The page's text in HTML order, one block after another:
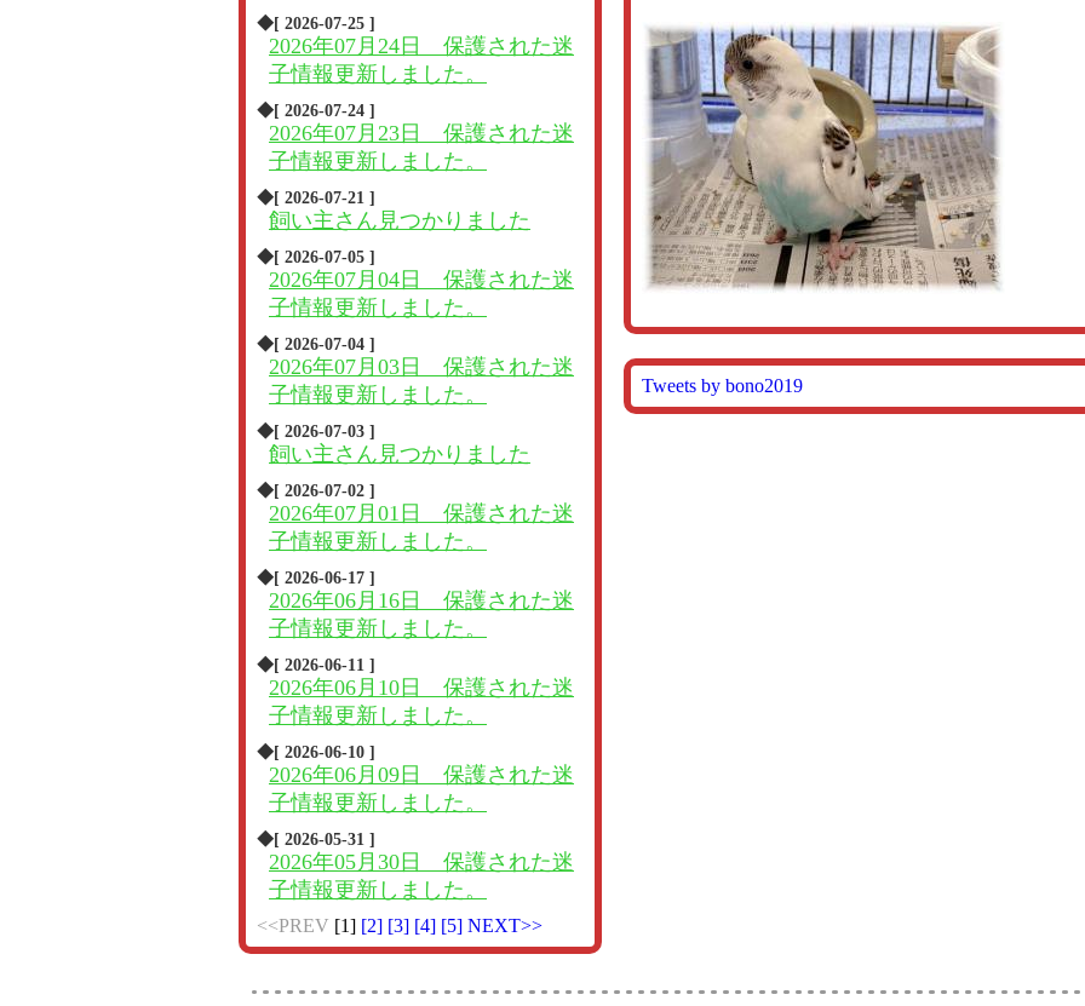
◆[ 2026-07-25 ]
2026年07月24日 保護された迷
子情報更新しました。
◆[ 2026-07-24 ]
2026年07月23日 保護された迷
子情報更新しました。
◆[ 2026-07-21 ]
飼い主さん見つかりました
◆[ 2026-07-05 ]
2026年07月04日 保護された迷
子情報更新しました。
◆[ 2026-07-04 ]
2026年07月03日 保護された迷
子情報更新しました。
◆[ 2026-07-03 ]
飼い主さん見つかりました
◆[ 2026-07-02 ]
2026年07月01日 保護された迷
子情報更新しました。
◆[ 2026-06-17 ]
2026年06月16日 保護された迷
子情報更新しました。
◆[ 2026-06-11 ]
2026年06月10日 保護された迷
子情報更新しました。
◆[ 2026-06-10 ]
2026年06月09日 保護された迷
子情報更新しました。
◆[ 2026-05-31 ]
2026年05月30日 保護された迷
子情報更新しました。
<<PREV [1] [2] [3] [4] [5] NEXT>>
Tweets by bono2019